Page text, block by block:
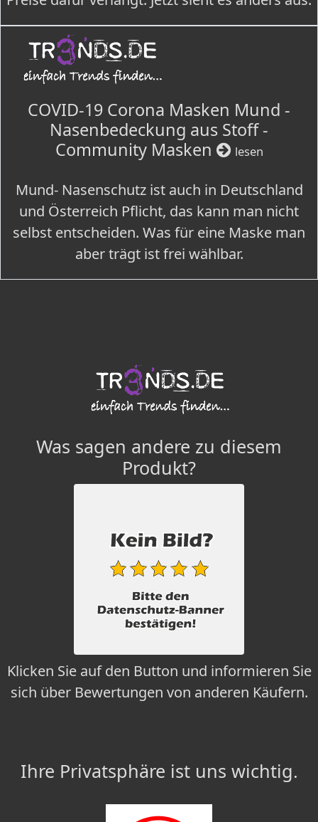
COVID-19 Corona Masken Mund -
Nasenbedeckung aus Stoff -
Community Masken
lesen
Mund- Nasenschutz ist auch in Deutschland
und Österreich Pflicht, das kann man nicht
selbst entscheiden. Was für eine Maske man
aber trägt ist frei wählbar.
Was sagen andere zu diesem
Produkt?
Klicken Sie auf den Button und informieren Sie
sich über Bewertungen von anderen Käufern.
Ihre Privatsphäre ist uns wichtig.